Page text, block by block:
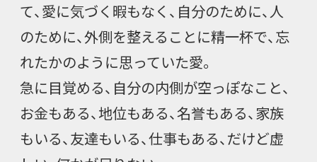
て、愛に気づく暇もなく、自分のために、人
のために、外側を整えることに精一杯で、忘
れたかのように思っていた愛。
急に目覚める、自分の内側が空っぽなこと、
お金もある、地位もある、名誉もある、家族
もいる、友達もいる、仕事もある、だけど虚